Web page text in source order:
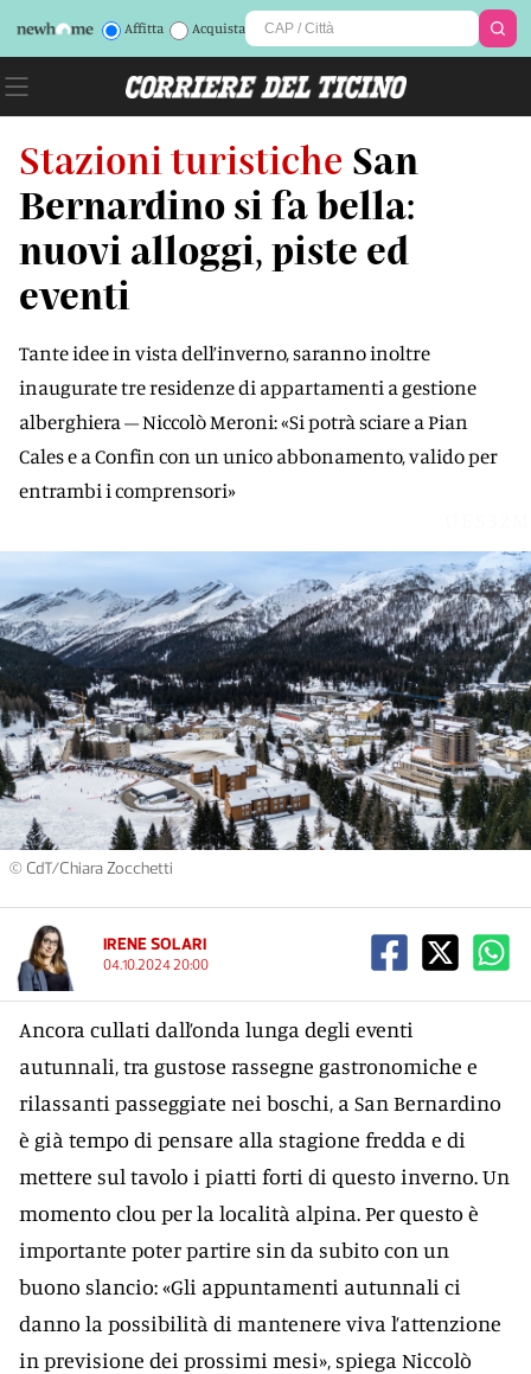
Affitta Acquista
Stazioni turistiche San
Bernardino si fa bella:
nuovi alloggi, piste ed
eventi
Tante idee in vista dell’inverno, saranno inoltre
inaugurate tre residenze di appartamenti a gestione
alberghiera – Niccolò Meroni: «Si potrà sciare a Pian
Cales e a Confin con un unico abbonamento, valido per
entrambi i comprensori»
© CdT/Chiara Zocchetti
IRENE SOLARI
04.10.2024 20:00
Ancora cullati dall’onda lunga degli eventi
autunnali, tra gustose rassegne gastronomiche e
rilassanti passeggiate nei boschi, a San Bernardino
è già tempo di pensare alla stagione fredda e di
mettere sul tavolo i piatti forti di questo inverno. Un
momento clou per la località alpina. Per questo è
importante poter partire sin da subito con un
buono slancio: «Gli appuntamenti autunnali ci
danno la possibilità di mantenere viva l’attenzione
in previsione dei prossimi mesi», spiega Niccolò